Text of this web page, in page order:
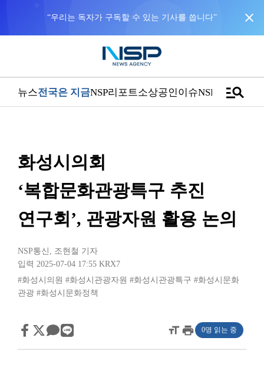
“우리는 독자가 구독할 수 있는 기사를 씁니다” close
뉴스전국은 지금NSP리포트소상공인이슈NSPTVmanage_search
화성시의회
‘복합문화관광특구 추진
연구회’, 관광자원 활용 논의
NSP통신 , 조현철 기자
입력 2025-07-04 17:55 KRX7
#화성시의원 #화성시관광자원 #화성시관광특구 #화성시문화
관광 #화성시문화정책
format_sizeprint 0명 읽는 중